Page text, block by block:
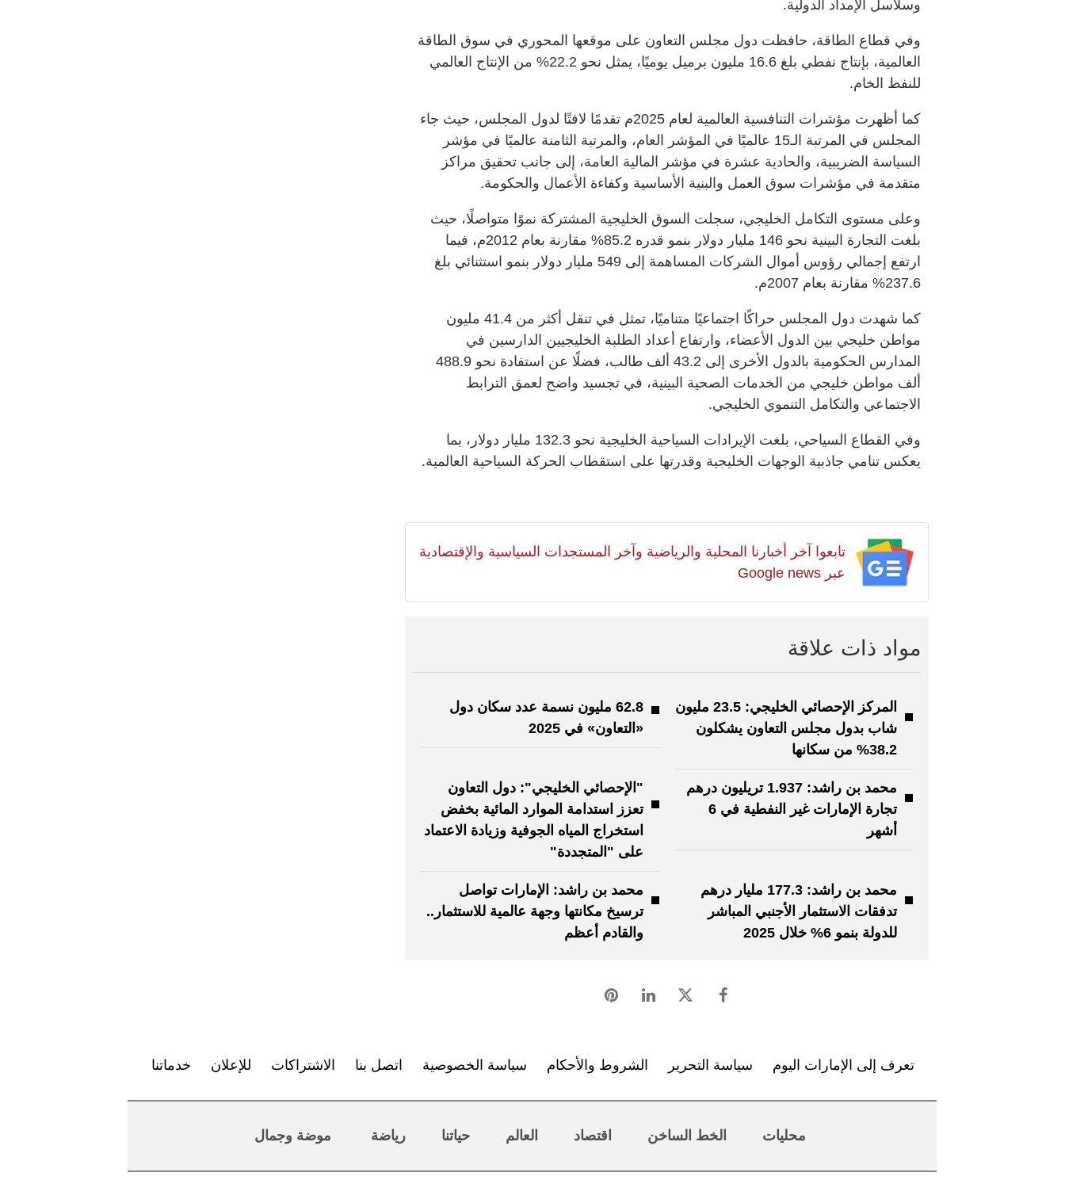
وسلاسل الإمداد الدولية.
وفي قطاع الطاقة، حافظت دول مجلس التعاون على موقعها المحوري في سوق الطاقة
العالمية، بإنتاج نفطي بلغ 16.6 مليون برميل يوميًا، يمثل نحو 22.2% من الإنتاج العالمي
للنفط الخام.
كما أظهرت مؤشرات التنافسية العالمية لعام 2025م تقدمًا لافتًا لدول المجلس، حيث جاء
المجلس في المرتبة الـ15 عالميًا في المؤشر العام، والمرتبة الثامنة عالميًا في مؤشر
السياسة الضريبية، والحادية عشرة في مؤشر المالية العامة، إلى جانب تحقيق مراكز
متقدمة في مؤشرات سوق العمل والبنية الأساسية وكفاءة الأعمال والحكومة.
وعلى مستوى التكامل الخليجي، سجلت السوق الخليجية المشتركة نموًا متواصلًا، حيث
بلغت التجارة البينية نحو 146 مليار دولار بنمو قدره 85.2% مقارنة بعام 2012م، فيما
ارتفع إجمالي رؤوس أموال الشركات المساهمة إلى 549 مليار دولار بنمو استثنائي بلغ
237.6% مقارنة بعام 2007م.
كما شهدت دول المجلس حراكًا اجتماعيًا متناميًا، تمثل في تنقل أكثر من 41.4 مليون
مواطن خليجي بين الدول الأعضاء، وارتفاع أعداد الطلبة الخليجيين الدارسين في
المدارس الحكومية بالدول الأخرى إلى 43.2 ألف طالب، فضلًا عن استفادة نحو 488.9
ألف مواطن خليجي من الخدمات الصحية البينية، في تجسيد واضح لعمق الترابط
الاجتماعي والتكامل التنموي الخليجي.
وفي القطاع السياحي، بلغت الإيرادات السياحية الخليجية نحو 132.3 مليار دولار، بما
يعكس تنامي جاذبية الوجهات الخليجية وقدرتها على استقطاب الحركة السياحية العالمية.
تابعوا آخر أخبارنا المحلية والرياضية وآخر المستجدات السياسية والإقتصادية
عبر Google news
مواد ذات علاقة
المركز الإحصائي الخليجي: 23.5 مليون
شاب بدول مجلس التعاون يشكلون
38.2% من سكانها
62.8 مليون نسمة عدد سكان دول
«التعاون» في 2025
محمد بن راشد: 1.937 تريليون درهم
تجارة الإمارات غير النفطية في 6
أشهر
"الإحصائي الخليجي": دول التعاون
تعزز استدامة الموارد المائية بخفض
استخراج المياه الجوفية وزيادة الاعتماد
على "المتجددة"
محمد بن راشد: 177.3 مليار درهم
تدفقات الاستثمار الأجنبي المباشر
للدولة بنمو 6% خلال 2025
محمد بن راشد: الإمارات تواصل
ترسيخ مكانتها وجهة عالمية للاستثمار..
والقادم أعظم
تعرف إلى الإمارات اليوم سياسة التحرير الشروط والأحكام سياسة الخصوصية اتصل بنا الاشتراكات للإعلان خدماتنا
محليات الخط الساخن اقتصاد العالم حياتنا رياضة موضة وجمال